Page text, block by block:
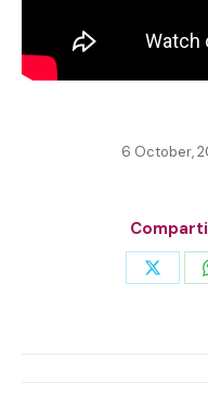
6 October,
Share